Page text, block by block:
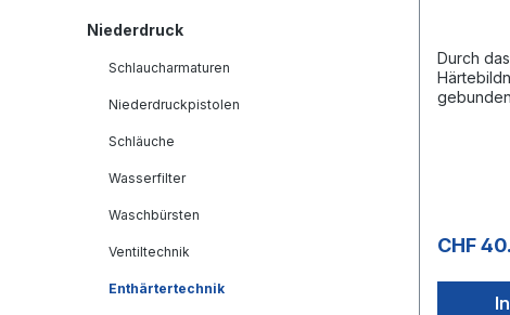
Niederdruck
Schlaucharmaturen
Niederdruckpistolen
Schläuche
Wasserfilter
Waschbürsten
Ventiltechnik
Enthärtertechnik
Durch
CHF